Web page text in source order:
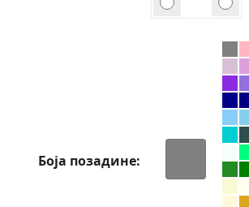
Боја позадине